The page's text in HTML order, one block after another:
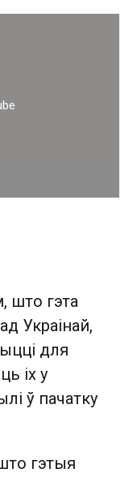
што гэта
Украінай,
для
іх у
ў пачатку
гэтыя